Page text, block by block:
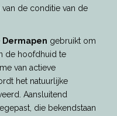
de conditie van de
Dermapen gebruikt om
de hoofdhuid te
van actieve
het natuurlijke
Aansluitend
die bekendstaan